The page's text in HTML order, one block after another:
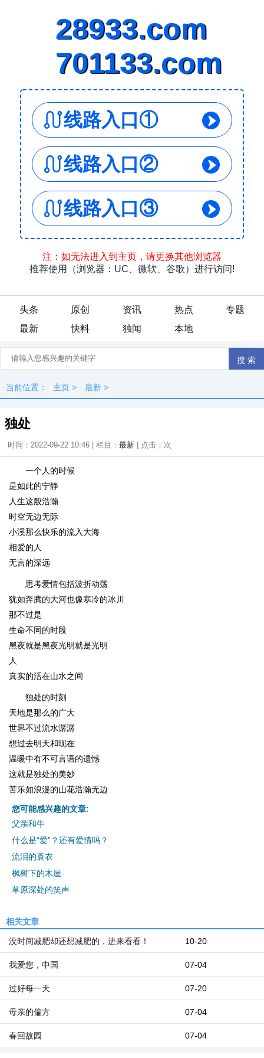
头条 原创 资讯 热点
专题
最新
快料 独闻 本地
当前位置： 主页 > 最新 >
独处
时间：2022-09-22 10:46 | 栏目： 最新 | 点击： 次
一个人的时候
是如此的宁静
人生这般浩瀚
时空无边无际
小溪那么快乐的流入大海
相爱的人
无言的深远
思考爱情包括波折动荡
犹如奔腾的大河也像寒冷的冰川
那不过是
生命不同的时段
黑夜就是黑夜光明就是光明
人
真实的活在山水之间
独处的时刻
天地是那么的广大
世界不过流水潺潺
想过去明天和现在
温暖中有不可言语的遗憾
这就是独处的美妙
苦乐如浪漫的山花浩瀚无边
您可能感兴趣的文章:
父亲和牛
什么是“爱”？还有爱情吗？
流泪的蓑衣
枫树下的木屋
草原深处的笑声
相关文章
10-20
没时间减肥却还想减肥的，进来看看！
07-04
我爱您，中国
07-20
过好每一天
07-04
母亲的偏方
07-04
春回故园